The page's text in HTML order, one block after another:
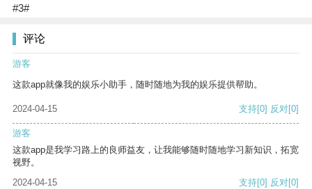
#3#
评论
游客
这款app就像我的娱乐小助手，随时随地为我的娱乐提供帮助。
2024-04-15 支持[0] 反对[0]
游客
这款app是我学习路上的良师益友，让我能够随时随地学习新知识，拓宽
视野。
2024-04-15
支持[0] 反对[0]